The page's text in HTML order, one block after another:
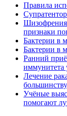
Правила
признаки
Бактерии в
Бактерии в
Ранний
иммунитета
Лечение
Учёные
помогают